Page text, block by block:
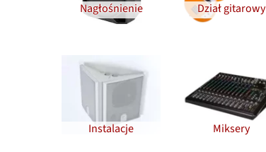
Nagłośnienie Dział gitarowy
Instalacje Miksery